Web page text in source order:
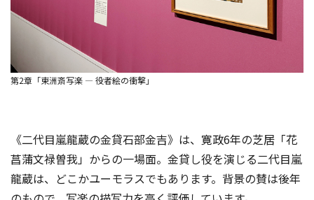
第2章「東洲斎写楽 ― 役者絵の衝撃」
《二代目嵐龍蔵の金貸石部金吉》は、寛政6年の芝居「花
菖蒲文禄曽我」からの一場面。金貸し役を演じる二代目嵐
龍蔵は、どこかユーモラスでもあります。背景の賛は後年